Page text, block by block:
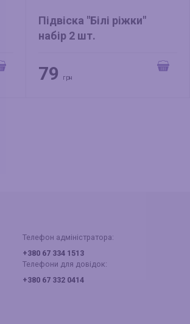
Підвіска "Білі ріжки"
набір 2 шт.
79 грн
Телефон адміністратора:
+380 67 334 1513
Телефони для довідок:
+380 67 332 0414